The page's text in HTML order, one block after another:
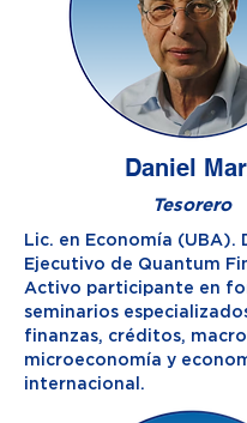
Daniel
Tesorero
Lic. en Economía (UBA).
Ejecutivo de Quantum
Activo participante en
seminarios
finanzas, créditos,
microeconomía y
internacional.